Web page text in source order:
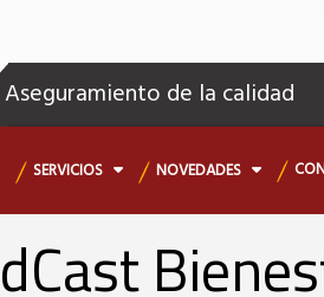
Aseguramiento de la calidad
SERVICIOS NOVEDADES